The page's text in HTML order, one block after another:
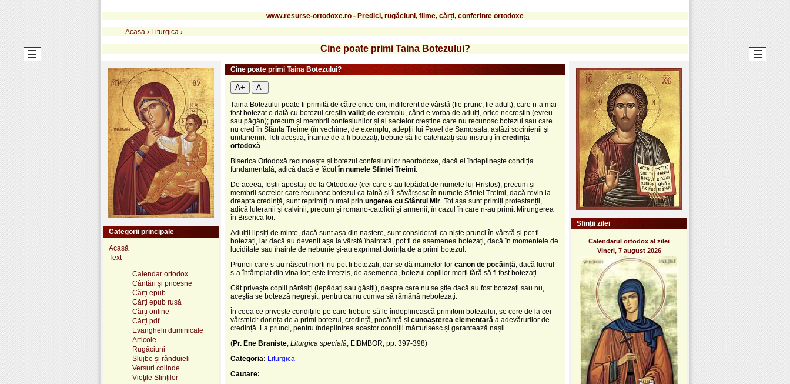
www.resurse-ortodoxe.ro - Predici, rugăciuni, filme, cărți, conferințe ortodoxe
Acasa › Liturgica ›
Cine poate primi Taina Botezului?
Cine poate primi Taina Botezului?
A+ A-
Taina Botezului poate fi primită de către orice om, indiferent de vârstă (fie prunc, fie adult), care n-a mai
fost botezat o dată cu botezul creștin valid; de exemplu, când e vorba de adulți, orice necreștin (evreu
sau păgân); precum și membrii confesiunilor și ai sectelor creștine care nu recunosc botezul sau care
nu cred în Sfânta Treime (în vechime, de exemplu, adepții lui Pavel de Samosata, astăzi socinienii și
unitarienii). Toți aceștia, înainte de a fi botezați, trebuie să fie catehizați sau instruiți în credința
ortodoxă
Biserica Ortodoxă recunoaște și botezul confesiunilor neortodoxe, dacă el îndeplinește condiția
fundamentală, adică dacă e făcutîn numele Sfintei Treimi
De aceea, foștii apostați de la Ortodoxie (cei care s-au lepădat de numele lui Hristos), precum și
membrii sectelor care recunosc botezul ca taină și îl săvârșesc în numele Sfintei Treimi, dacă revin la
dreapta credință, sunt reprimiți numai prin ungerea cu Sfântul Mir . Tot așa sunt primiți protestanții,
adică luteranii și calvinii, precum și romano-catolicii și armenii, în cazul în care n-au primit Mirungerea
în Biserica lor.
Adulții lipsiți de minte, dacă sunt așa din naștere, sunt considerați ca niște prunci în vârstă și pot fi
botezați, iar dacă au devenit așa la vârstă înaintată, pot fi de asemenea botezați, dacă în momentele de
luciditate sau înainte de nebunie și-au exprimat dorința de a primi botezul.
Pruncii care s-au născut morți nu pot fi botezați, dar se dă mamelor lor canon de pocăință , dacă lucrul
s-a întâmplat din vina lor; este interzis, de asemenea, botezul copiilor morți fără să fi fost botezați.
Cât privește copiii părăsiți (lepădați sau găsiți), despre care nu se știe dacă au fost botezați sau nu,
aceștia se botează negreșit, pentru ca nu cumva să rămână nebotezați.
În ceea ce privește condițiile pe care trebuie să le îndeplinească primitorii botezului, se cere de la cei
vârstnici: dorința de a primi botezul, credință, pocăință și cunoașterea elementară a adevărurilor de
credință. La prunci, pentru îndeplinirea acestor condiții mărturisesc și garantează nașii.
(Pr. Ene Braniste Liturgica specială , EIBMBOR, pp. 397-398)
Categoria: Liturgica
Cautare:
Categorii principale
Acasă
Text
Calendar ortodox
Cântări și pricesne
Cărți epub
Cărți epub rusă
Cărți online
Cărți pdf
Evanghelii duminicale
Articole
Rugăciuni
Slujbe și rânduieli
Versuri colinde
Viețile Sfinților
Sfinții zilei
Calendarul ortodox al zilei
Vineri, 7 august 2026